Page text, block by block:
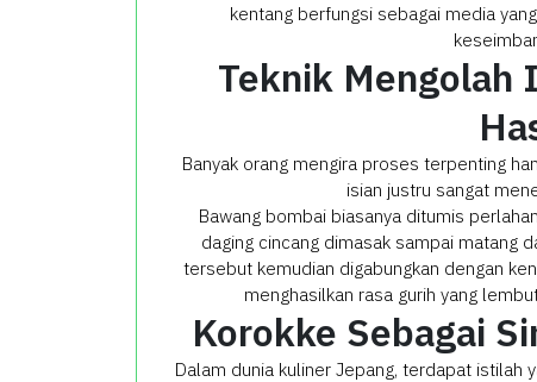
kentang berfungsi sebagai media
Teknik Mengolah
Banyak orang mengira proses terpenting
isian justru sangat
Bawang bombai biasanya ditumis
daging cincang dimasak sampai matang
tersebut kemudian digabungkan dengan
menghasilkan rasa gurih yang
Korokke Sebagai
Dalam dunia kuliner Jepang, terdapat istilah